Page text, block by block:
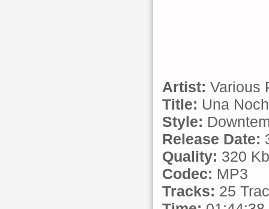
Artist: Various
Title: Una
Style:
Release Date:
Quality: 320
Codec: MP3
Tracks: 25